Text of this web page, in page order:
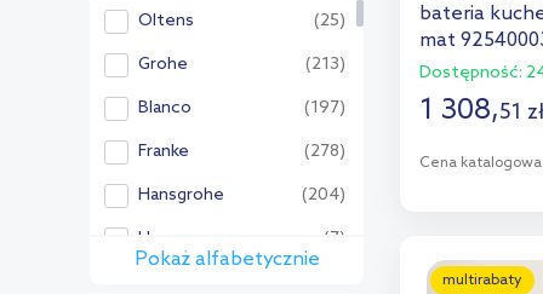
Oltens (25)
Grohe (213)
Blanco (197)
Franke (278)
Hansgrohe (204)
Hagser (7)
Pokaż alfabetycznie
bateria
mat
Dostępność:
1 308,51 zł
Cena katalogowa:
multirabaty